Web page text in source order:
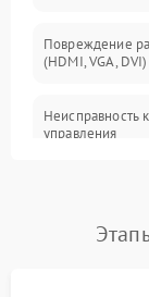
Повреждение
(HDMI, VGA, DVI)
Неисправность
управления
Повреждение